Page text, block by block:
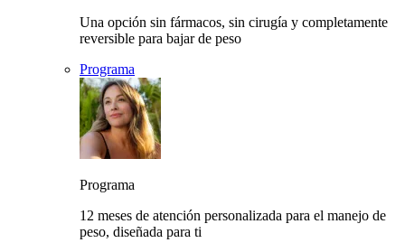
Una opción sin fármacos, sin cirugía y completamente
reversible para bajar de peso
Programa
Programa
12 meses de atención personalizada para el manejo de
peso, diseñada para ti